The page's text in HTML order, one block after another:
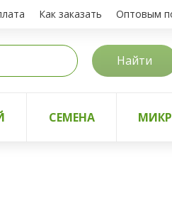
Как заказать Оптовым
Найти
СЕМЕНА